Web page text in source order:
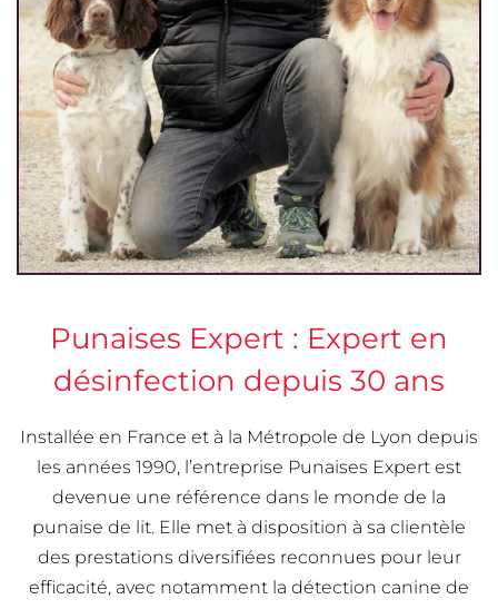
Punaises Expert : Expert en
désinfection depuis 30 ans
Installée en France et à la Métropole de Lyon depuis
les années 1990, l’entreprise Punaises Expert est
devenue une référence dans le monde de la
punaise de lit. Elle met à disposition à sa clientèle
des prestations diversifiées reconnues pour leur
efficacité, avec notamment la détection canine de